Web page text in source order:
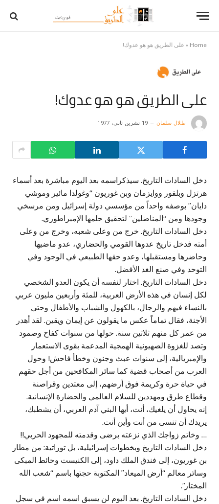
Home
» على الطريق هو هو عدوك!
على الطريق هو هو عدوك!
طلال سلمان 19 تشرين ثاني، 1977
دخل السادات التاريخ. سيذكراسمه بعد اليوم مباشرة بعد أسماء
هرتزل وبلفور ووايزمان وبن غوريون “وغولدا مائير وموشي
دايان” بوصفه واحداً من مؤسسي دولة إسرائيل ومن مرسخي
وجودها ومن “المناضلين” لتحقيق حلمها الإمبراطوري.
دخل السادات التاريخ. خرج من وعلى شعبه، وخرج من وعلى
أمته فدخل تاريخ عدوها القومي والحضاري، عدو ماضيها
وحاضرها ومستقبلها، وعدو حقها الطبيعي في الوجود وفي
التوحد وفي صنع الغد الأفضل.
دخل السادات التاريخ. اختار لنفسه أن يكون العدو الشخصي
لكل إنسان في هذه الأرض العربية، للمئة وأربعين مليون عربي
بالنساء فيهم والرجال، بالكهول والشباب والأطفال وحتى
الأجنة، فقال تماماً عكس ما يقولون عن إيمان ويقين. لقد أهدر
من عمر كل منهم ثلاثين سنة. حولها من سنوات كفاح وصمود
وتصد للغزوة الصهيونية الهمجية المدعمة بقوى الاستعمار
والإمبريالية، إلى سنوات عبث وجنون وخطأ فاحش! وحول
العرب من أصحاب قضية كما سائر المكافحين من أجل حقهم
في حياة حرة وكريمة فوق أرضهم، إلى معتدين وقراصنة
وقطاع طرق ومهددين للسلام العالمي والحضارة الإنسانية.
إنه يحاول أن يلغيك، أنت، أيها البني آدم العربي، أن يشطبك،
يريدك أن تنسى من أنت وأين أنت.
… وخاتم زواجك الذي نزعته برضى وقدمته للمجهود الحربي!!
دخل السادات التاريخ وبخطوات إسرائيلية، بل توراتية: من مطار
بن غوريون، إلى فندق الملك داود، إلى الكنيست وحائط المبكى
وسائر معالم “أرض الميعاد” المكتوبة حجتها باسم “شعب الله
المختار”.
دخل السادات التاريخ. بعد اليوم لن يسبق اسمه اسم في سجل